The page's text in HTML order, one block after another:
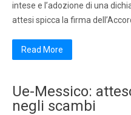
intese e l’adozione di una
attesi spicca la firma
Read More
Ue-Messico:
negli scambi